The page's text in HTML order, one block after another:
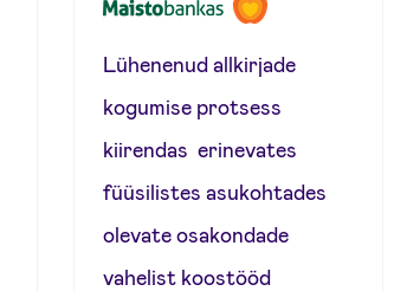
Lühenenud allkirjade
kogumise protsess
kiirendas erinevates
füüsilistes asukohtades
olevate osakondade
vahelist koostööd